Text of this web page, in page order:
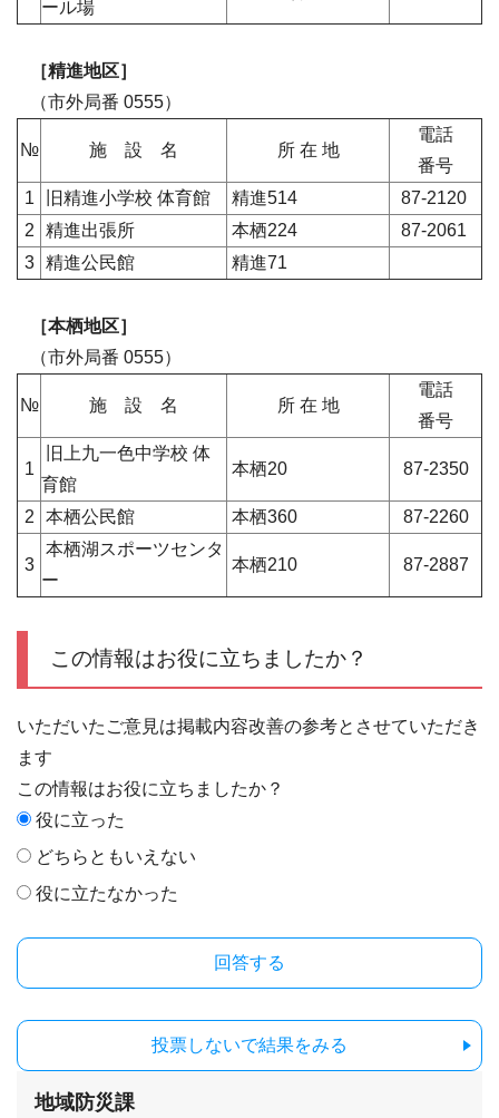
ール場
［精進地区］
（市外局番 0555）
№ 施 設 名 所 在 地
電話
番号
1
旧精進小学校 体育館 精進514
87-2120
2
精進出張所 本栖224
87-2061
3
精進公民館 精進71
［本栖地区］
（市外局番 0555）
№ 施 設 名 所 在 地
電話
番号
1
旧上九一色中学校 体
育館
本栖20 87-2350
2 本栖公民館 本栖360 87-2260
3
本栖湖スポーツセンタ
ー
本栖210 87-2887
この情報はお役に立ちましたか？
いただいたご意見は掲載内容改善の参考とさせていただき
ます
この情報はお役に立ちましたか？
役に立った
どちらともいえない
役に立たなかった
投票しないで結果をみる
地域防災課